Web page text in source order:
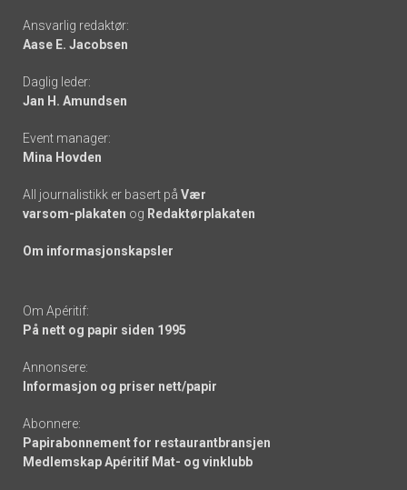
Footer
-
links
Ansvarlig redaktør:
Aase E. Jacobsen
Daglig leder:
Jan H. Amundsen
Event manager:
Mina Hovden
All journalistikk er basert på Vær
varsom-plakaten og Redaktørplakaten
Om informasjonskapsler
Om Apéritif:
På nett og papir siden 1995
Annonsere:
Informasjon og priser nett/papir
Abonnere:
Papirabonnement for restaurantbransjen
Medlemskap Apéritif Mat- og vinklubb